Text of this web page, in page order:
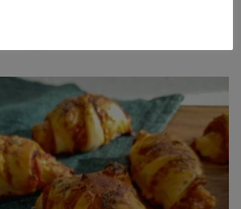
des Pop Cakes